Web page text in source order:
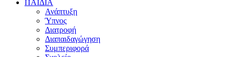
ΠΑΙΔΙΑ
Ανάπτυξη
Ύπνος
Διατροφή
Διαπαιδαγώγηση
Συμπεριφορά